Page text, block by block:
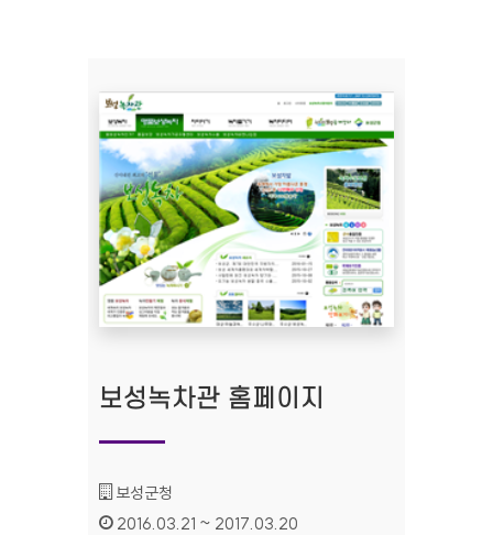
보성녹차관 홈페이지
기관명 :
보성군청
인증기간 :
2016.03.21 ~ 2017.03.20